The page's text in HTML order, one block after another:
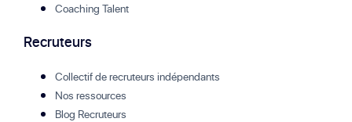
Coaching Talent
Recruteurs
Collectif de recruteurs indépendants
Nos ressources
Blog Recruteurs